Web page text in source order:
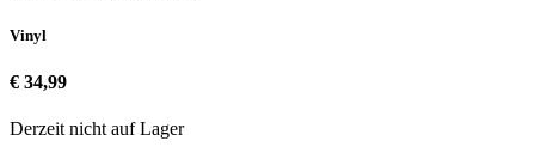
Vinyl
€ 34,99
Derzeit nicht auf Lager